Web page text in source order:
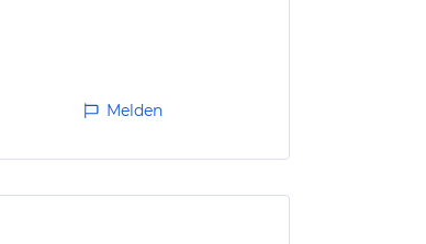
Melden